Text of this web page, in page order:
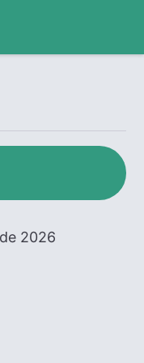
2026